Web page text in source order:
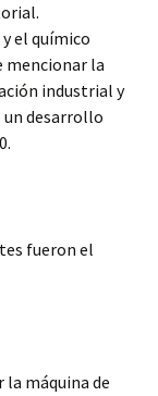
el químico
mencionar la
industrial y
desarrollo
fueron el
la máquina de